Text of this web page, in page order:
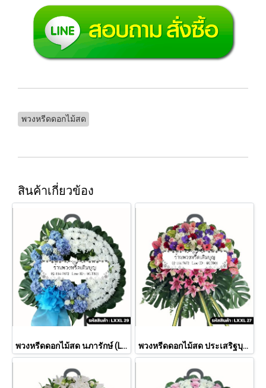
พวงหรีดดอกไม้สด
สินค้าเกี่ยวข้อง
พวงหรีดดอกไม้สด นภารักษ์ (LXXL 29) พวงหรีดดอกไม้สด ประเสริฐบุปผา (LXXL27)